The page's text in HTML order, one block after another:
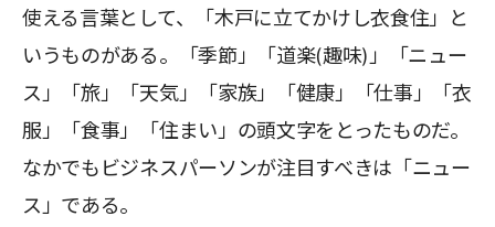
使える言葉として、「木戸に立てかけし衣食住」と
いうものがある。「季節」「道楽(趣味)」「ニュー
ス」「旅」「天気」「家族」「健康」「仕事」「衣
服」「食事」「住まい」の頭文字をとったものだ。
なかでもビジネスパーソンが注目すべきは「ニュー
ス」である。